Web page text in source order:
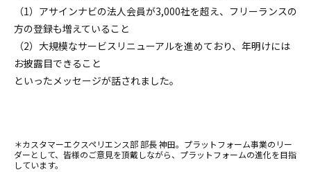
（1）アサインナビの法人会員が3,000社を超え、フリーランスの
方の登録も増えていること
（2）大規模なサービスリニューアルを進めており、年明けには
お披露目できること
といったメッセージが話されました。
＊カスタマーエクスペリエンス部 部長 神田。プラットフォーム事業のリー
ダーとして、皆様のご意見を頂戴しながら、プラットフォームの進化を目指
しています。